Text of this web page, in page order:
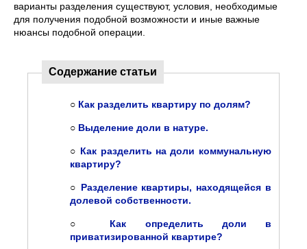
варианты разделения существуют, условия, необходимые
для получения подобной возможности и иные важные
нюансы подобной операции.
Содержание статьи
○ Как разделить квартиру по долям?
○ Выделение доли в натуре.
○ Как разделить на доли коммунальную
квартиру?
○ Разделение квартиры, находящейся в
долевой собственности.
○ Как определить доли в
приватизированной квартире?